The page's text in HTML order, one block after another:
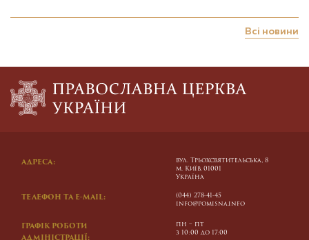
Всі новини
АДРЕСА:
вул. Трьохсвятительська, 8
м. Київ, 01001
Україна
ТЕЛЕФОН ТА E-MAIL:
(044) 278-41-45
info@pomisna.info
ГРАФІК РОБОТИ
АДМІНІСТРАЦІЇ:
пн – пт
з 10:00 до 17:00